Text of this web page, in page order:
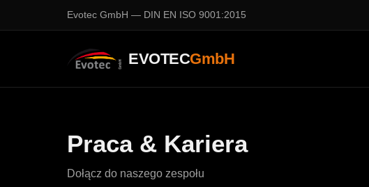
Evotec GmbH — DIN EN ISO 9001:2015
EVOTECGmbH
Praca & Kariera
Dołącz do naszego zespołu